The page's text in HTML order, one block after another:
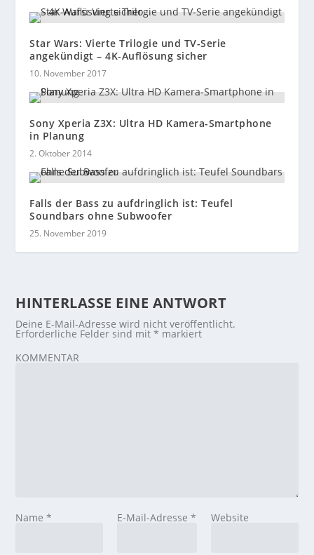
Star Wars: Vierte Trilogie und TV-Serie
angekündigt – 4K-Auflösung sicher
10. November 2017
Sony Xperia Z3X: Ultra HD Kamera-Smartphone
in Planung
2. Oktober 2014
Falls der Bass zu aufdringlich ist: Teufel
Soundbars ohne Subwoofer
25. November 2019
HINTERLASSE EINE ANTWORT
Deine E-Mail-Adresse wird nicht veröffentlicht.
Erforderliche Felder sind mit* markiert
KOMMENTAR
Name* E-Mail-Adresse * Website